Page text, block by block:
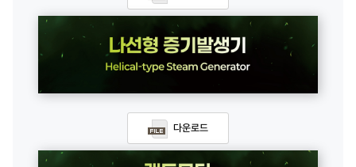
다운로드